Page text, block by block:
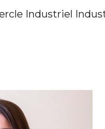
Skip to
Industriel